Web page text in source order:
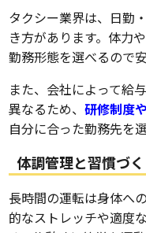
タクシー業界は、日勤
き方があります。体力
勤務形態を選べるので
また、会社によって給
異なるため、研修制度
自分に合った勤務先を
体調管理と習慣づく
長時間の運転は身体へ
的なストレッチや適度